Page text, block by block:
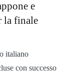
e
la finale
italiano
con successo